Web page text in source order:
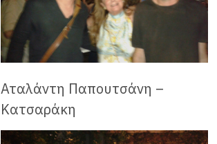
Αταλάντη Παπουτσάνη –
Κατσαράκη